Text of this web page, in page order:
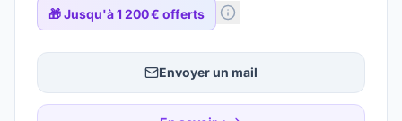
🎁Jusqu'à 1 200 € offerts
Envoyer un mail